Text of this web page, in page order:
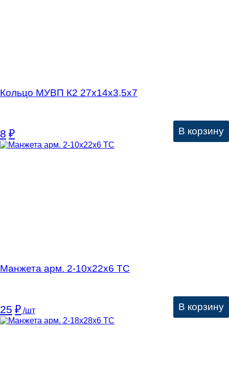
Кольцо МУВП К2 27х14х3,5х7
8 ₽ В корзину
Манжета арм. 2-10х22х6 ТC
25 ₽ /шт В корзину